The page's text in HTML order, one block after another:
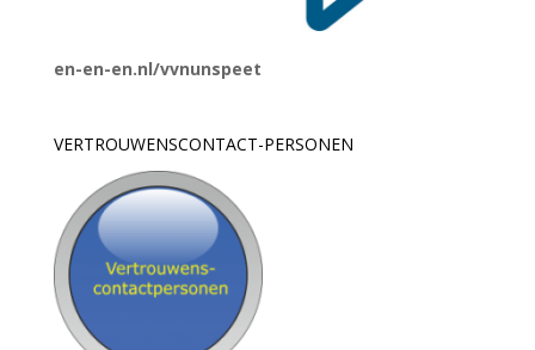
en-en-en.nl/vvnunspeet
VERTROUWENSCONTACT-PERSONEN